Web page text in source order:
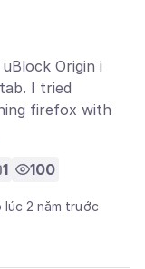
Origin i
I tried
firefox with
1 100
lúc 2 năm trước